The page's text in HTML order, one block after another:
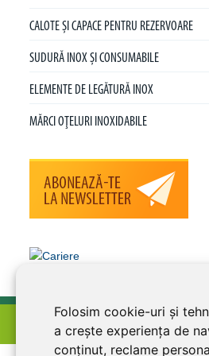
Folosim cookie-uri și
a crește experiența de
conținut, reclame
CALOTE ŞI CAPACE PENTRU REZERVOARE
SUDURĂ INOX ŞI CONSUMABILE
ELEMENTE DE LEGĂTURĂ INOX
MĂRCI OŢELURI INOXIDABILE
termeni şi condiţii